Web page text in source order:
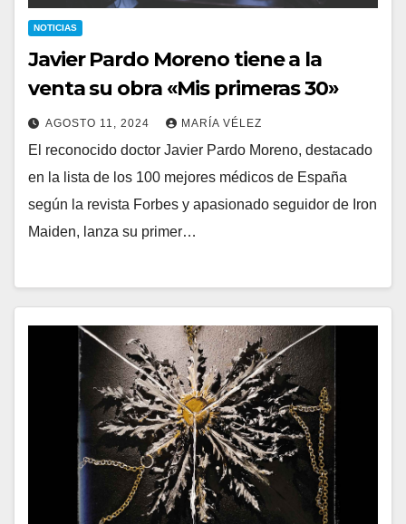
NOTICIAS
Javier Pardo Moreno tiene a la
venta su obra «Mis primeras 30»
AGOSTO 11, 2024 MARÍA VÉLEZ
El reconocido doctor Javier Pardo Moreno, destacado
en la lista de los 100 mejores médicos de España
según la revista Forbes y apasionado seguidor de Iron
Maiden, lanza su primer…